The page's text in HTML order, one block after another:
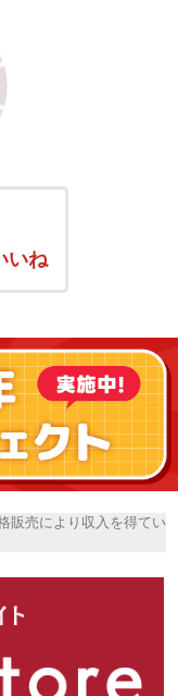
いね
販売により収入を得てい